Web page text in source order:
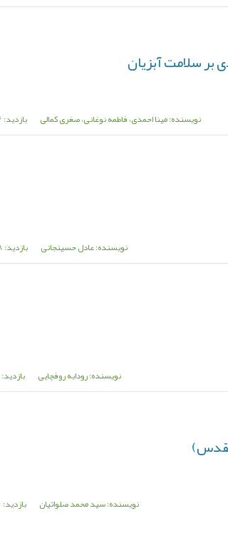
بر سلامت آبزیان
نویسنده: مینا احمدی، فاطمه نوغانی، صغری کمالی بازدید: 1274 مرتبه
نویسنده: عادل حسینجانی بازدید: 1368 مرتبه
نویسنده: رودابه روفچایی بازدید: 1406 مرتبه
نویسنده: سید محمد صلواتیان بازدید: 1496 مرتبه